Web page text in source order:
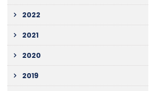
2022
2021
2020
2019